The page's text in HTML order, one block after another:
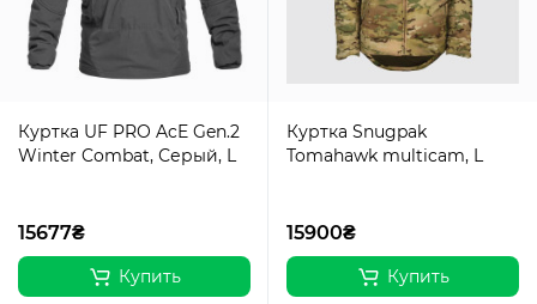
Куртка UF PRO AcE Gen.2
Winter Combat, Серый, L
15677₴
Купить
Куртка Snugpak
Tomahawk multicam, L
15900₴
Купить